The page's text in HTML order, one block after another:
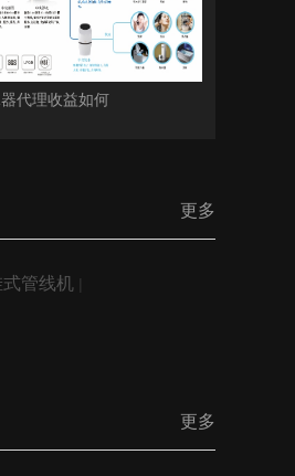
代理收益如何
更多
式管线机
更多